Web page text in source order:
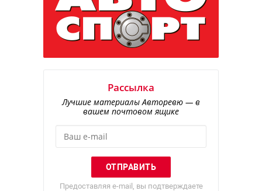
Рассылка
Лучшие материалы Авторевю — в
вашем почтовом ящике
Предоставляя e-mail, вы подтверждаете